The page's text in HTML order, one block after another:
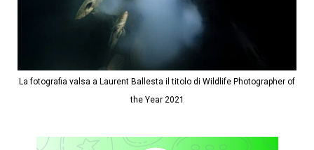
La fotografia valsa a Laurent Ballesta il titolo di Wildlife Photographer of
the Year 2021